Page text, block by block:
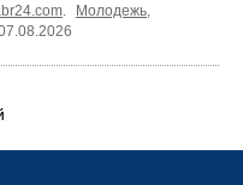
Молодежь